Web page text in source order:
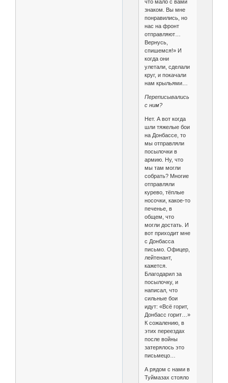
что мало с вами
знаком. Вы мне
понравились, но
нас на фронт
отправляют…
Вернусь,
спишемся!» И
когда они
улетали, сделали
круг, и покачали
нам крыльями…
Переписывались
с ним?
Нет. А вот когда
шли тяжелые бои
на Донбассе, то
мы отправляли
посылочки в
армию. Ну, что
мы там могли
собрать? Многие
отправляли
курево, тёплые
носочки, какое-то
печенье, в
общем, что
могли достать. И
вот приходит мне
с Донбасса
письмо. Офицер,
лейтенант,
кажется.
Благодарил за
посылочку, и
написал, что
сильные бои
идут: «Всё горит,
Донбасс горит…»
К сожалению, в
этих переездах
после войны
затерялось это
письмецо…
А рядом с нами в
Туймазах стояло